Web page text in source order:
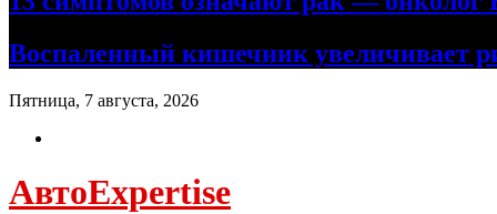
Воспаленный кишечник увеличивает
Пятница, 7 августа, 2026
АвтоExpertise